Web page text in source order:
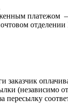
платежом –
заказчик
(независимо
пересылку